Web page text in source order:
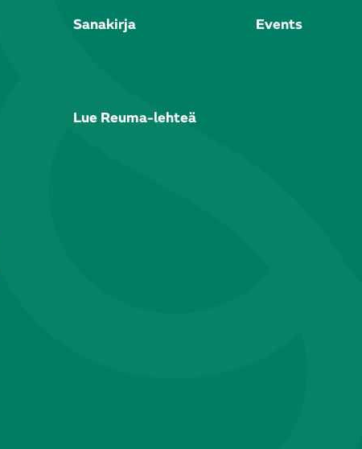
Sanakirja Events
Lue Reuma-lehteä